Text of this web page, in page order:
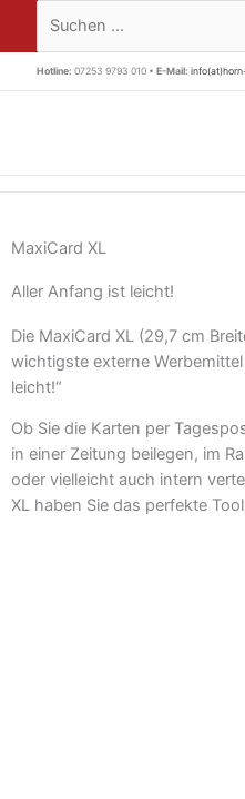
springen
Suchen …
Hotline: 07253 9793 010 • E-Mail:
MaxiCard XL
Aller Anfang ist leicht!
Die MaxiCard XL (29,7 cm
wichtigste externe
leicht!“
Ob Sie die Karten per
in einer Zeitung beilegen, im
oder vielleicht auch intern
XL haben Sie das perfekte